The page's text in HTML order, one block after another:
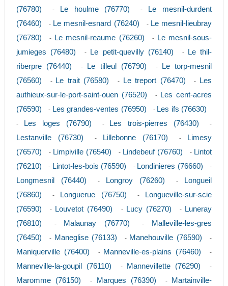
(76780)
- Le houlme (76770) -
Le mesnil-durdent
(76460)
- Le mesnil-esnard (76240) - Le mesnil-lieubray
(76780)
- Le mesnil-reaume (76260) - Le mesnil-sous-
jumieges (76480)
- Le petit-quevilly (76140) -
Le thil-
riberpre (76440)
- Le tilleul (76790) -
Le torp-mesnil
(76560)
- Le trait (76580) - Le treport (76470) -
Les
authieux-sur-le-port-saint-ouen (76520)
- Les cent-acres
(76590)
- Les grandes-ventes (76950) - Les ifs (76630)
- Les loges (76790) - Les trois-pierres (76430) -
Lestanville (76730) - Lillebonne (76170) -
Limesy
(76570)
- Limpiville (76540) - Lindebeuf (76760) - Lintot
(76210)
- Lintot-les-bois (76590) - Londinieres (76660) -
Longmesnil (76440) - Longroy (76260) -
Longueil
(76860)
- Longuerue (76750) -
Longueville-sur-scie
(76590)
- Louvetot (76490) - Lucy (76270) - Luneray
(76810)
- Malaunay (76770) -
Malleville-les-gres
(76450)
- Maneglise (76133) - Manehouville (76590) -
Maniquerville (76400) - Manneville-es-plains (76460) -
Manneville-la-goupil (76110) - Mannevillette (76290) -
Maromme (76150) - Marques (76390) -
Martainville-